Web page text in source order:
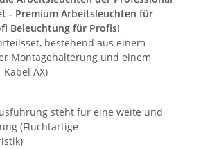
- Premium Arbeitsleuchten für
Beleuchtung für Profis!
bestehend aus einem
Montagehalterung und einem
AX)
steht für eine weite und
(Fluchtartige